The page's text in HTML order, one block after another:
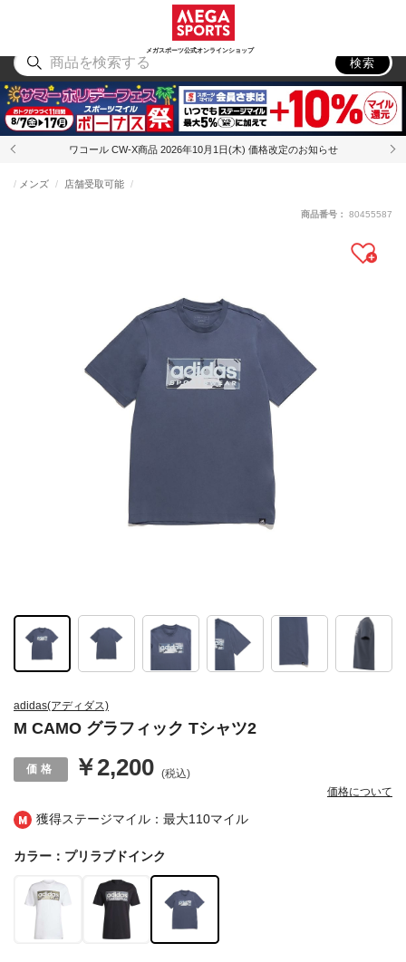
メガスポーツ公式オンラインショップ
アウトドア
検索
ワコール CW-X商品 2026年10月1日(木) 価格改定のお知らせ
獲得ステージマイル：最大110マイル
adidas(アディダス)
M CAMO グラフィック Tシャツ2
メンズ 店舗受取可能
￥2,200 (税込)
価格について
商品番号： 80455587
カラー：プリラブドインク